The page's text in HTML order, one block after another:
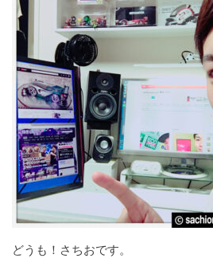
どうも！さちおです。